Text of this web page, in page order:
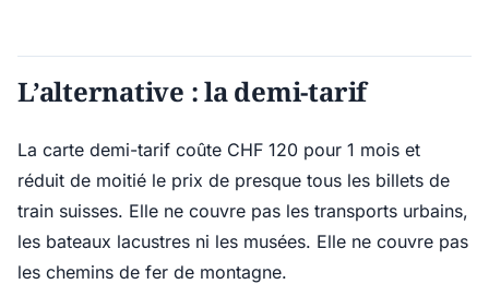
L’alternative : la demi-tarif
La carte demi-tarif coûte CHF 120 pour 1 mois et
réduit de moitié le prix de presque tous les billets de
train suisses. Elle ne couvre pas les transports urbains,
les bateaux lacustres ni les musées. Elle ne couvre pas
les chemins de fer de montagne.